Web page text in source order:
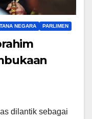
NEGARA PARLIMEN
dilantik sebagai